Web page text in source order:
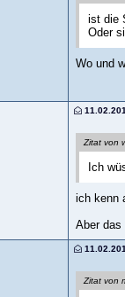
ist die
Oder
Wo und
Zitat von
Ich
ich kenn
Aber das
Zitat von